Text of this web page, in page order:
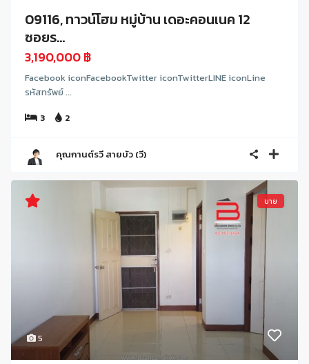
09116, ทาวน์โฮม หมู่บ้าน เดอะคอนเนค 12
ซอยร...
3,190,000 ฿
Facebook iconFacebookTwitter iconTwitterLINE iconLine
รหัสทรัพย์ ...
3
2
คุณกานต์รวี สายบัว (วี)
5
ขาย